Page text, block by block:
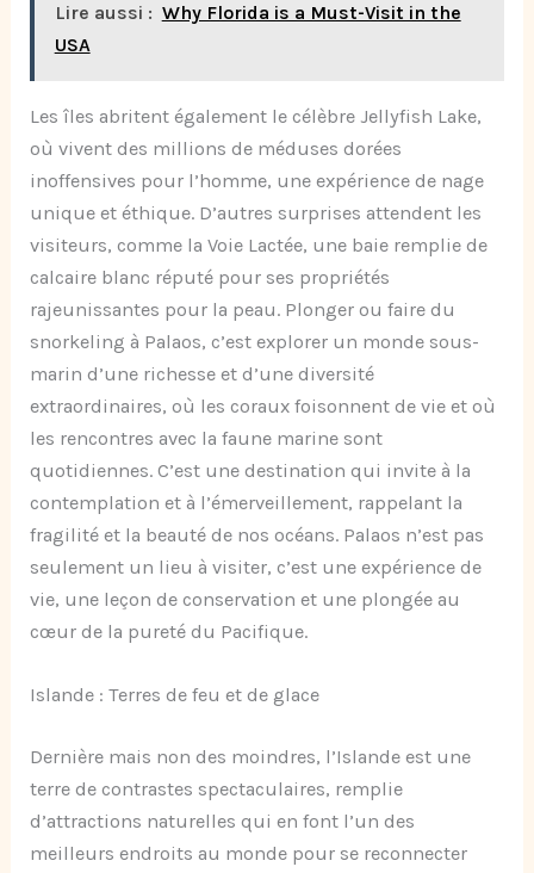
Lire aussi : Why Florida is a Must-Visit in the
USA
Les îles abritent également le célèbre Jellyfish Lake,
où vivent des millions de méduses dorées
inoffensives pour l’homme, une expérience de nage
unique et éthique. D’autres surprises attendent les
visiteurs, comme la Voie Lactée, une baie remplie de
calcaire blanc réputé pour ses propriétés
rajeunissantes pour la peau. Plonger ou faire du
snorkeling à Palaos, c’est explorer un monde sous-
marin d’une richesse et d’une diversité
extraordinaires, où les coraux foisonnent de vie et où
les rencontres avec la faune marine sont
quotidiennes. C’est une destination qui invite à la
contemplation et à l’émerveillement, rappelant la
fragilité et la beauté de nos océans. Palaos n’est pas
seulement un lieu à visiter, c’est une expérience de
vie, une leçon de conservation et une plongée au
cœur de la pureté du Pacifique.
Islande : Terres de feu et de glace
Dernière mais non des moindres, l’Islande est une
terre de contrastes spectaculaires, remplie
d’attractions naturelles qui en font l’un des
meilleurs endroits au monde pour se reconnecter